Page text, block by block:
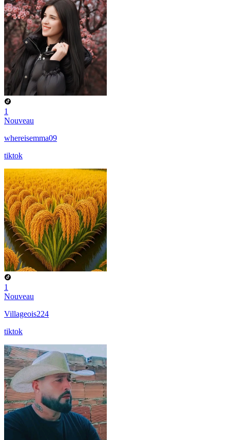
1
Nouveau
whereisemma09
tiktok
1
Nouveau
Villageois224
tiktok